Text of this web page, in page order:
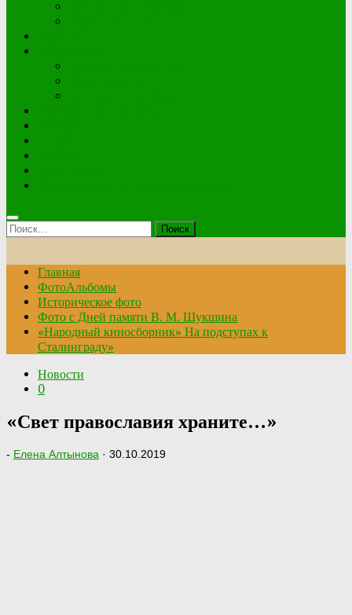
Найти:
Главная
ФотоАльбомы
Историческое фото
Фото с Дней памяти В. М. Шукшина
«Народный киносборник» На подступах к
Сталинграду»
Новости
0
«Свет православия храните…»
- Елена Алтынова · 30.10.2019